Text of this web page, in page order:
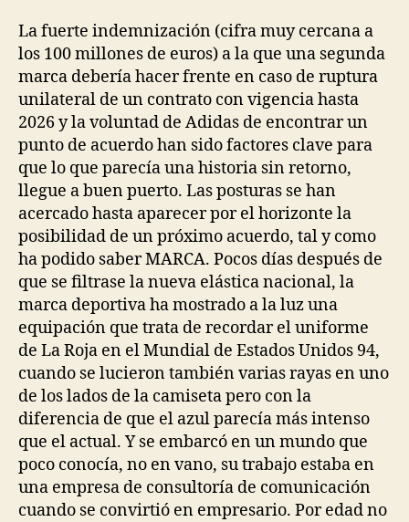
La fuerte indemnización (cifra muy cercana a
los 100 millones de euros) a la que una segunda
marca debería hacer frente en caso de ruptura
unilateral de un contrato con vigencia hasta
2026 y la voluntad de Adidas de encontrar un
punto de acuerdo han sido factores clave para
que lo que parecía una historia sin retorno,
llegue a buen puerto. Las posturas se han
acercado hasta aparecer por el horizonte la
posibilidad de un próximo acuerdo, tal y como
ha podido saber MARCA. Pocos días después de
que se filtrase la nueva elástica nacional, la
marca deportiva ha mostrado a la luz una
equipación que trata de recordar el uniforme
de La Roja en el Mundial de Estados Unidos 94,
cuando se lucieron también varias rayas en uno
de los lados de la camiseta pero con la
diferencia de que el azul parecía más intenso
que el actual. Y se embarcó en un mundo que
poco conocía, no en vano, su trabajo estaba en
una empresa de consultoría de comunicación
cuando se convirtió en empresario. Por edad no